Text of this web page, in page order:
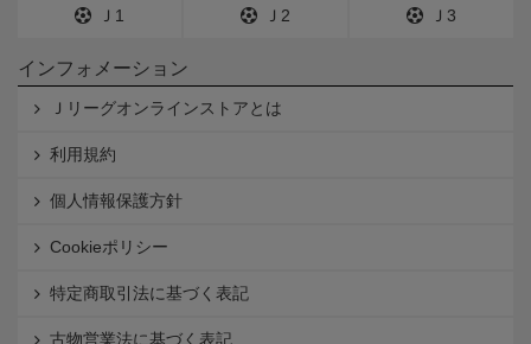
Ｊ1 Ｊ2 Ｊ3
インフォメーション
Ｊリーグオンラインストアとは
利用規約
個人情報保護方針
Cookieポリシー
特定商取引法に基づく表記
古物営業法に基づく表記